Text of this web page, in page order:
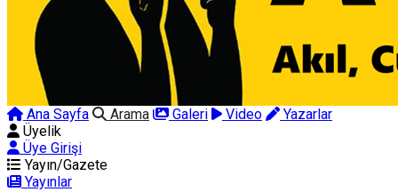
Ana Sayfa Arama Galeri Video
Yazarlar
Üyelik
Üye Girişi
Yayın/Gazete
Yayınlar